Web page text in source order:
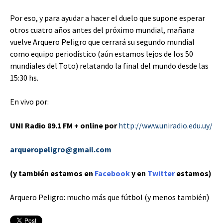
Por eso, y para ayudar a hacer el duelo que supone esperar
otros cuatro años antes del próximo mundial, mañana
vuelve Arquero Peligro que cerrará su segundo mundial
como equipo periodístico (aún estamos lejos de los 50
mundiales del Toto) relatando la final del mundo desde las
15:30 hs.
En vivo por:
UNI Radio 89.1 FM + online porhttp://www.uniradio.edu.uy/
arqueropeligro@gmail.com
(y también estamos en Facebooky en Twitterestamos)
Arquero Peligro: mucho más que fútbol (y menos también)